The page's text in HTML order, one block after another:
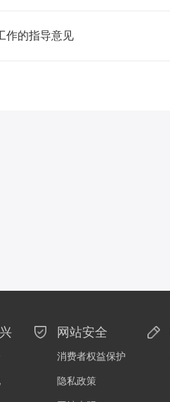
作的指导意见
网站安全
消费者权益保护
隐私政策